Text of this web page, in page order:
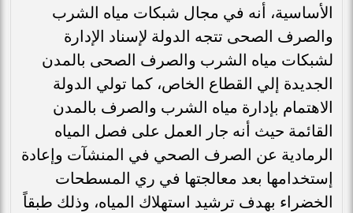
الأساسية، أنه في مجال شبكات مياه الشرب
والصرف الصحى تتجه الدولة لإسناد الإدارة
لشبكات مياه الشرب والصرف الصحى بالمدن
الجديدة إلي القطاع الخاص، كما تولي الدولة
الاهتمام بإدارة مياه الشرب والصرف بالمدن
القائمة حيث أنه جار العمل على فصل المياه
الرمادية عن الصرف الصحي في المنشآت وإعادة
إستخدامها بعد معالجتها في ري المسطحات
الخضراء بهدف ترشيد استهلاك المياه، وذلك طبقاً